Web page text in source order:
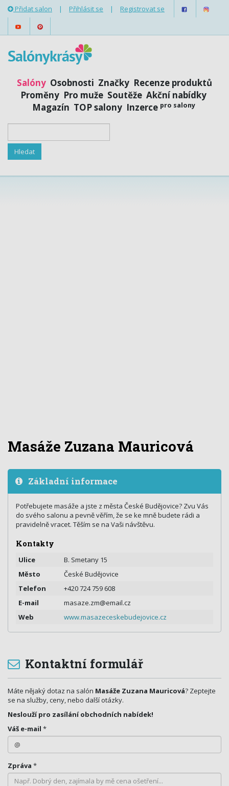
Přidat salon | Přihlásit se | Registrovat se
Salóny Osobnosti Značky Recenze produktů
Proměny Pro muže Soutěže Akční nabídky
Magazín TOP salony Inzerce pro salony
Masáže Zuzana Mauricová
Základní informace
Potřebujete masáže a jste z města České Budějovice? Zvu Vás
do svého salonu a pevně věřím, že se ke mně budete rádi a
pravidelně vracet. Těším se na Vaši návštěvu.
Kontakty
Ulice
B. Smetany 15
Město
České Budějovice
Telefon
+420 724 759 608
E-mail
masaze.zm@email.cz
Web
www.masazeceskebudejovice.cz
Kontaktní formulář
Máte nějaký dotaz na salón Masáže Zuzana Mauricová? Zeptejte
se na služby, ceny, nebo další otázky.
Neslouží pro zasílání obchodních nabídek!
Váš e-mail *
Zpráva *